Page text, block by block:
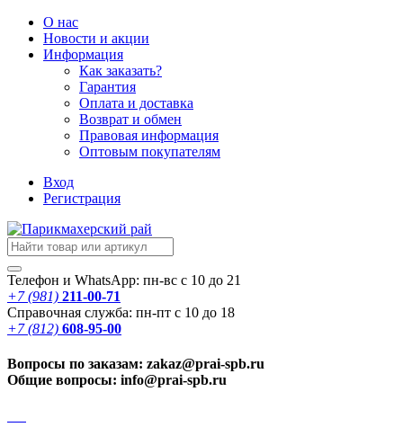
О нас
Новости и акции
Информация
Как заказать?
Гарантия
Оплата и доставка
Возврат и обмен
Правовая информация
Оптовым покупателям
Вход
Регистрация
Телефон и WhatsApp: пн-вс с 10 до 21
+7 (981) 211-00-71
Справочная служба: пн-пт с 10 до 18
+7 (812) 608-95-00
Вопросы по заказам: zakaz@prai-spb.ru
Общие вопросы: info@prai-spb.ru